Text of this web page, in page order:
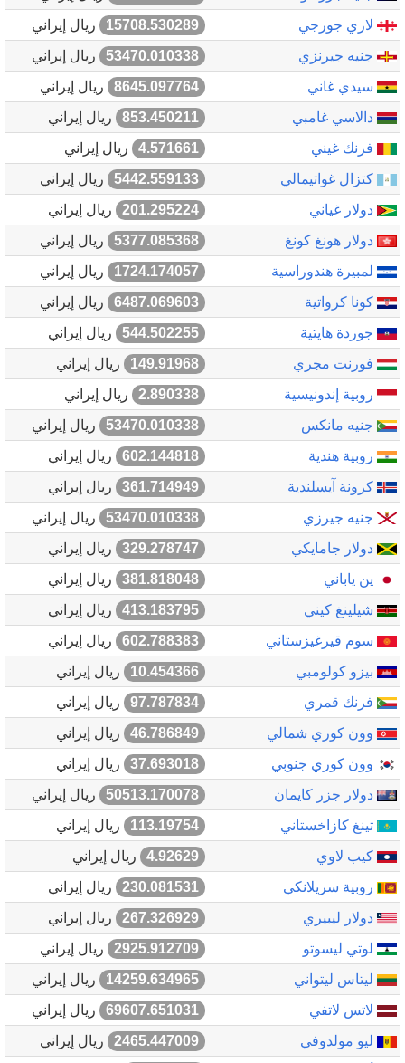
لاري جورجي
15708.530289
ريال إيراني
جنيه جيرنزي
53470.010338
ريال إيراني
سيدي غاني
8645.097764
ريال إيراني
دالاسي غامبي
853.450211
ريال إيراني
فرنك غيني
4.571661
ريال إيراني
كتزال غواتيمالي
5442.559133
ريال إيراني
دولار غياني
201.295224
ريال إيراني
دولار هونغ كونغ
5377.085368
ريال إيراني
لمبيرة هندوراسية
1724.174057
ريال إيراني
كونا كرواتية
6487.069603
ريال إيراني
جوردة هايتية
544.502255
ريال إيراني
فورنت مجري
149.91968
ريال إيراني
روبية إندونيسية
2.890338
ريال إيراني
جنيه مانكس
53470.010338
ريال إيراني
روبية هندية
602.144818
ريال إيراني
كرونة آيسلندية
361.714949
ريال إيراني
جنيه جيرزي
53470.010338
ريال إيراني
دولار جامايكي
329.278747
ريال إيراني
ين ياباني
381.818048
ريال إيراني
شيلينغ كيني
413.183795
ريال إيراني
سوم قيرغيزستاني
602.788383
ريال إيراني
بيزو كولومبي
10.454366
ريال إيراني
فرنك قمري
97.787834
ريال إيراني
وون كوري شمالي
46.786849
ريال إيراني
وون كوري جنوبي
37.693018
ريال إيراني
دولار جزر كايمان
50513.170078
ريال إيراني
تينغ كازاخستاني
113.19754
ريال إيراني
كيب لاوي
4.92629
ريال إيراني
روبية سريلانكي
230.081531
ريال إيراني
دولار ليبيري
267.326929
ريال إيراني
لوتي ليسوتو
2925.912709
ريال إيراني
ليتاس ليتواني
14259.634965
ريال إيراني
لاتس لاتفي
69607.651031
ريال إيراني
ليو مولدوفي
2465.447009
ريال إيراني